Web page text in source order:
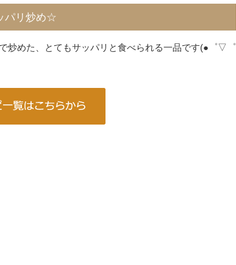
パリ炒め☆
炒めた、とてもサッパリと食べられる一品です(●゜▽゜